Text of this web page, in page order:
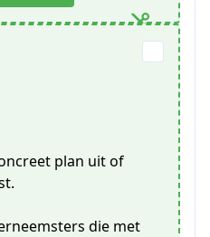
plan uit of
die met